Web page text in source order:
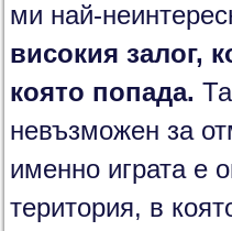
ми най-
високия залог,
която попада.
невъзможен за
именно играта е
територия, в